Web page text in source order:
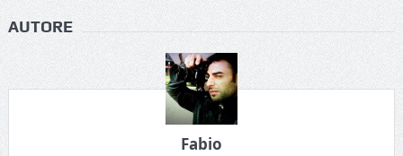
AUTORE
Fabio